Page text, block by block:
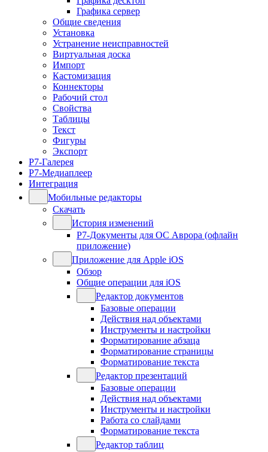
Графика сервер
Общие сведения
Установка
Устранение неисправностей
Виртуальная доска
Импорт
Кастомизация
Коннекторы
Рабочий стол
Свойства
Таблицы
Текст
Фигуры
Экспорт
Р7-Галерея
Р7-Медиаплеер
Интеграция
Мобильные редакторы
Скачать
История изменений
Р7-Документы для ОС Аврора (офлайн
приложение)
Приложение для Apple iOS
Обзор
Общие операции для iOS
Редактор документов
Базовые операции
Действия над объектами
Инструменты и настройки
Форматирование абзаца
Форматирование страницы
Форматирование текста
Редактор презентаций
Базовые операции
Действия над объектами
Инструменты и настройки
Работа со слайдами
Форматирование текста
Редактор таблиц